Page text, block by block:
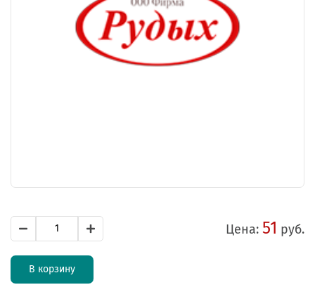
Цена: 51 руб.
В корзину